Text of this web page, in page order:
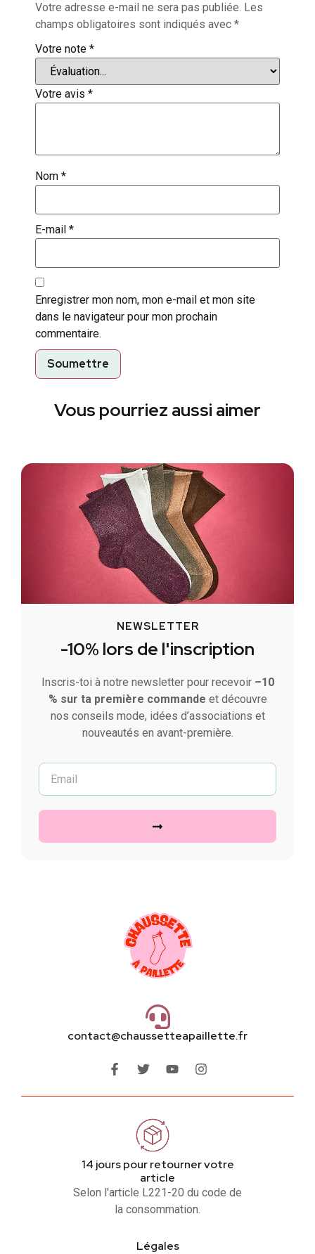
Votre adresse e-mail ne sera pas publiée. Les
champs obligatoires sont indiqués avec *
Votre note *
Votre avis *
Nom *
E-mail *
Enregistrer mon nom, mon e-mail et mon site
dans le navigateur pour mon prochain
commentaire.
Vous pourriez aussi aimer
NEWSLETTER
-10% lors de l'inscription
Inscris-toi à notre newsletter pour recevoir –10
% sur ta première commande et découvre
nos conseils mode, idées d’associations et
nouveautés en avant-première.
contact@chaussetteapaillette.fr
14 jours pour retourner votre
article
Selon l'article L221-20 du code de
la consommation.
Légales